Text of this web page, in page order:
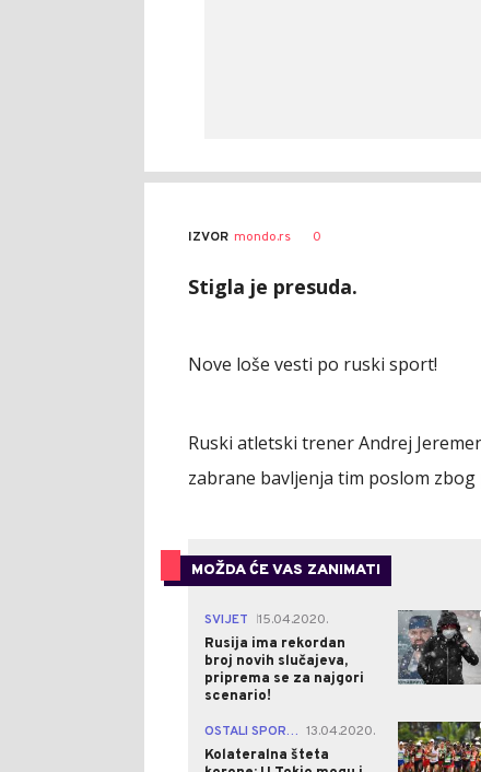
AUTOR Beta/AP
IZVOR mondo.rs 0
Stigla je presuda.
Nove loše vesti po ruski sport!
Ruski atletski trener Andrej
zabrane bavljenja tim poslom
MOŽDA ĆE VAS ZANIMATI
SVIJET
15.04.2020.
Rusija ima rekordan
broj novih slučajeva,
priprema se za najgori
scenario!
OSTALI SPORTOVI 13.04.2020.
Kolateralna šteta